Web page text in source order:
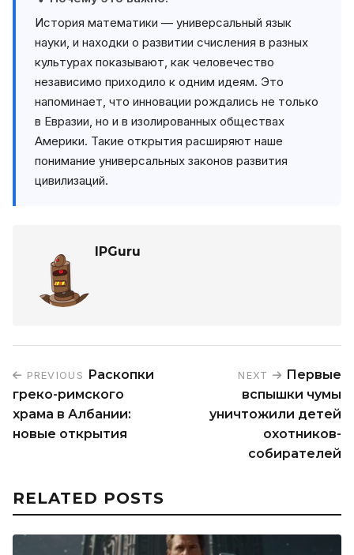
История математики — универсальный язык
науки, и находки о развитии счисления в разных
культурах показывают, как человечество
независимо приходило к одним идеям. Это
напоминает, что инновации рождались не только
в Евразии, но и в изолированных обществах
Америки. Такие открытия расширяют наше
понимание универсальных законов развития
цивилизаций.
IPGuru
PREVIOUS Раскопки
греко-римского
храма в Албании:
новые открытия
NEXT
Первые
вспышки чумы
уничтожили детей
охотников-
собирателей
RELATED POSTS